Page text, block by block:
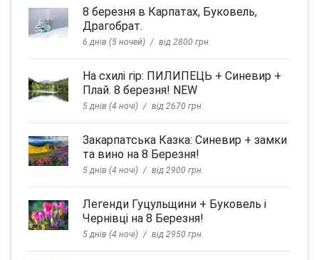
8 березня в Карпатах, Буковель,
Драгобрат.
6 днів (5 ночей) від 2800 грн.
На схилі гір: ПИЛИПЕЦЬ + Синевир +
Плай. 8 березня! NEW
5 днів (4 ночі) від 2670 грн.
Закарпатська Казка: Синевир + замки
та вино на 8 Березня!
5 днів (4 ночі) від 2900 грн.
Легенди Гуцульщини + Буковель і
Чернівці на 8 Березня!
5 днів (4 ночі) від 2950 грн.